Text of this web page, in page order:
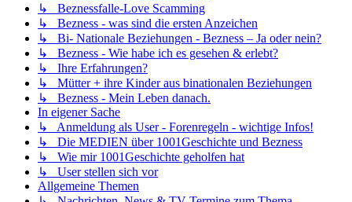
↳ Beznessfalle-Love Scamming
↳ Bezness - was sind die ersten Anzeichen
↳ Bi- Nationale Beziehungen - Bezness – Ja oder nein?
↳ Bezness - Wie habe ich es gesehen & erlebt?
↳ Ihre Erfahrungen?
↳ Mütter + ihre Kinder aus binationalen Beziehungen
↳ Bezness - Mein Leben danach.
In eigener Sache
↳ Anmeldung als User - Forenregeln - wichtige Infos!
↳ Die MEDIEN über 1001Geschichte und Bezness
↳ Wie mir 1001Geschichte geholfen hat
↳ User stellen sich vor
Allgemeine Themen